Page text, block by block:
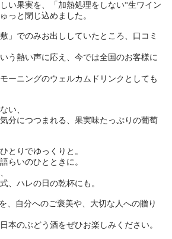
い果実を、「加熱処理をしない“生ワイン
っと閉じ込めました。
」でのみお出ししていたところ、口コミ
う熱い声に応え、今では全国のお客様に
ーニングのウェルカムドリンクとしても
い、
分につつまれる、果実味たっぷりの葡萄
とりでゆっくりと。
らいのひとときに。
、ハレの日の乾杯にも。
、自分へのご褒美や、大切な人への贈り
本のぶどう酒をぜひお楽しみください。